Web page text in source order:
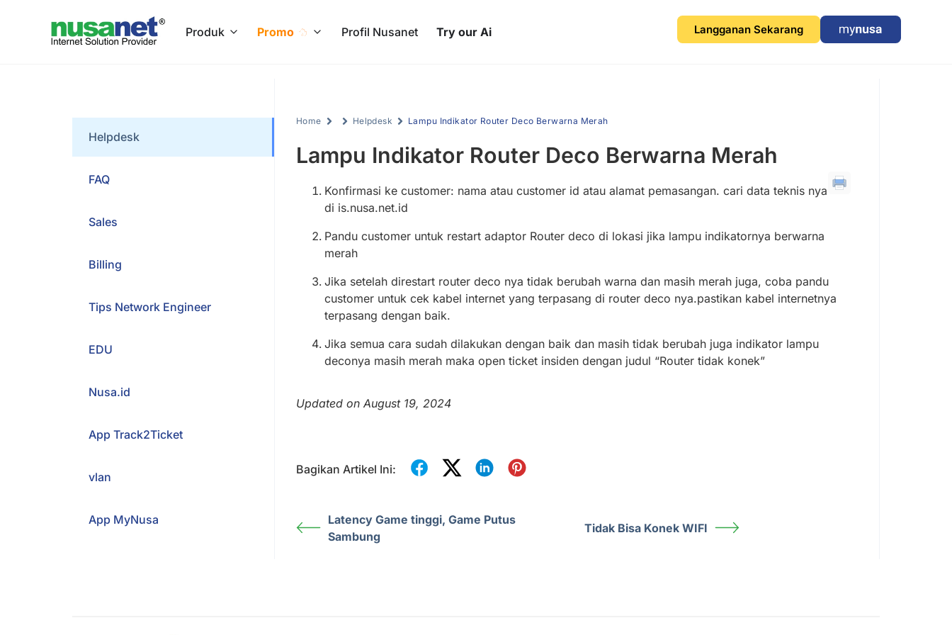
Produk Promo Profil Nusanet Try our Ai Langganan Sekarang
Helpdesk
FAQ
Sales
Billing
Tips Network Engineer
EDU
Nusa.id
App Track2Ticket
vlan
App MyNusa
Home Helpdesk Lampu Indikator Router Deco Berwarna Merah
Lampu Indikator Router Deco Berwarna Merah
Konfirmasi ke customer: nama atau customer id atau alamat pemasangan. cari data teknis nya
di is.nusa.net.id
Pandu customer untuk restart adaptor Router deco di lokasi jika lampu indikatornya berwarna
merah
Jika setelah direstart router deco nya tidak berubah warna dan masih merah juga, coba pandu
customer untuk cek kabel internet yang terpasang di router deco nya.pastikan kabel internetnya
terpasang dengan baik.
Jika semua cara sudah dilakukan dengan baik dan masih tidak berubah juga indikator lampu
deconya masih merah maka open ticket insiden dengan judul “Router tidak konek”
Updated on August 19, 2024
Bagikan Artikel Ini:
Latency Game tinggi, Game Putus
Sambung
Tidak Bisa Konek WIFI